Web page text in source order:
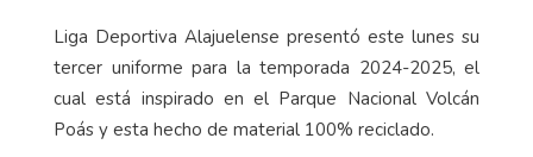
Liga Deportiva Alajuelense presentó este lunes su
tercer uniforme para la temporada 2024-2025, el
cual está inspirado en el Parque Nacional Volcán
Poás y esta hecho de material 100% reciclado.